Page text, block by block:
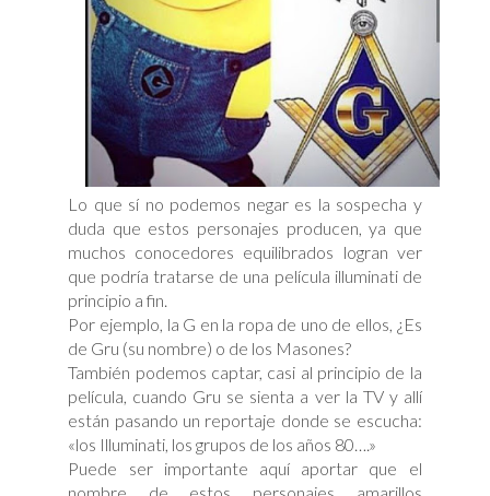
Lo que sí no podemos negar es la sospecha y
duda que estos personajes producen, ya que
muchos conocedores equilibrados logran ver
que podría tratarse de una película illuminati de
principio a fin.
Por ejemplo, la G en la ropa de uno de ellos, ¿Es
de Gru (su nombre) o de los Masones?
También podemos captar, casi al principio de la
película, cuando Gru se sienta a ver la TV y allí
están pasando un reportaje donde se escucha:
«los Illuminati, los grupos de los años 80….»
Puede ser importante aquí aportar que el